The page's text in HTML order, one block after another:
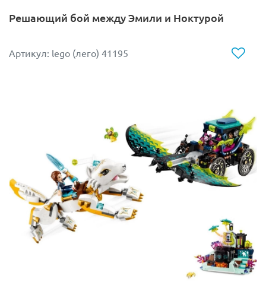
доваривается сказочный суп. Рядом с ней струится
голубой крышей. Это любимое место Блубери. Для
спуска со второго этажа предусмотрена закругленная
лестница. Те, кто очень спешит, могут съехать с горки
или спрыгнуть с вращающейся ветки.
Выше, за решетчатыми ставнями, находится
мастерская с наковальней, где изготавливаются мечи.
Рядом висит массивная груша с шипами для
тренировок Азари. В кроне деревьев спрятана
обсерватория, где с помощью мощного телескопа
можно наблюдать за звездами или выслеживать
Решающий бой между Эмили и Ноктурой
Артикул: lego (лего) 41195